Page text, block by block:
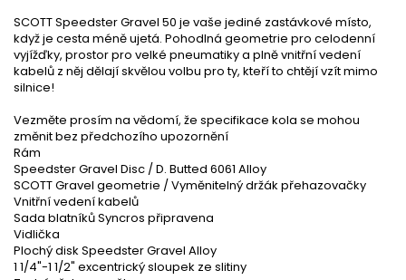
SCOTT Speedster Gravel 50 je vaše jediné zastávkové místo,
když je cesta méně ujetá. Pohodlná geometrie pro celodenní
vyjížďky, prostor pro velké pneumatiky a plně vnitřní vedení
kabelů z něj dělají skvělou volbu pro ty, kteří to chtějí vzít mimo
silnice!
Vezměte prosím na vědomí, že specifikace kola se mohou
změnit bez předchozího upozornění
Rám
Speedster Gravel Disc / D. Butted 6061 Alloy
SCOTT Gravel geometrie / Vyměnitelný držák přehazovačky
Vnitřní vedení kabelů
Sada blatníků Syncros připravena
Vidlička
Plochý disk Speedster Gravel Alloy
1 1/4"-1 1/2" excentrický sloupek ze slitiny